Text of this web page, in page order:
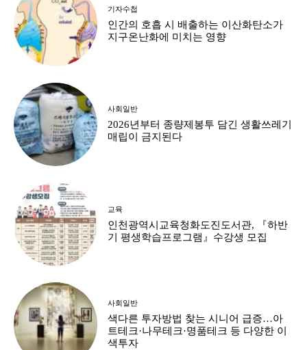
기자수첩
인간의 호흡 시 배출하는 이산화탄소가
지구온난화에 미치는 영향
사회일반
2026년부터 종량제봉투 담긴 생활쓰레기
매립이 금지된다
교육
인천광역시교육청화도진도서관, 『하반
기 평생학습프로그램』수강생 모집
사회일반
색다른 투자방법 찾는 시니어 급증…아
트테크·나무테크·명품테크 등 다양한 이
색투자